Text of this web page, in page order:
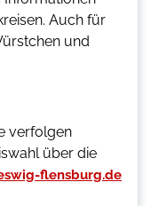
Auch für
und
verfolgen
über die
flensburg.de